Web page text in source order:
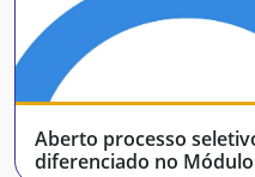
Aberto processo
diferenciado no